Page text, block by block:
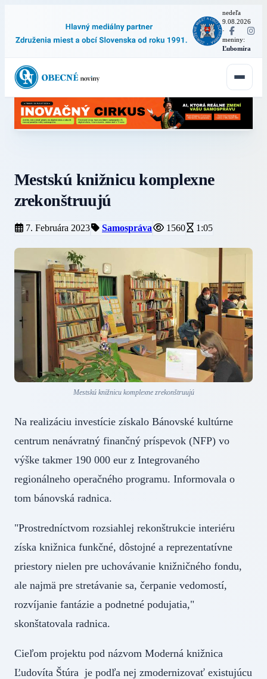
nedeľa
9.08.2026
·
meniny:
Ľubomíra
Mestskú knižnicu komplexne
zrekonštruujú
7. Februára 2023 Samospráva 1560 1:05
Mestskú knižnicu komplexne zrekonštruujú
Na realizáciu investície získalo Bánovské kultúrne
centrum nenávratný finančný príspevok (NFP) vo
výške takmer 190 000 eur z Integrovaného
regionálneho operačného programu. Informovala o
tom bánovská radnica.
"Prostredníctvom rozsiahlej rekonštrukcie interiéru
získa knižnica funkčné, dôstojné a reprezentatívne
priestory nielen pre uchovávanie knižničného fondu,
ale najmä pre stretávanie sa, čerpanie vedomostí,
rozvíjanie fantázie a podnetné podujatia,"
skonštatovala radnica.
Cieľom projektu pod názvom Moderná knižnica
Ľudovíta Štúra je podľa nej zmodernizovať existujúcu